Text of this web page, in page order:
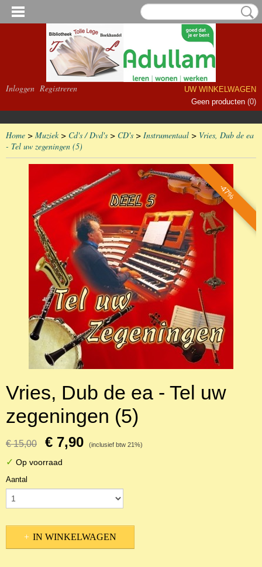
Inloggen Registreren
UW WINKELWAGEN
Geen producten (0)
Home > Muziek> Cd's / Dvd's > CD's > Instrumentaal > Vries, Dub de ea
- Tel uw zegeningen (5)
-47%
Vries, Dub de ea - Tel uw
zegeningen (5)
€ 15,00 € 7,90 (inclusief btw 21%)
✓ Op voorraad
Aantal
IN WINKELWAGEN